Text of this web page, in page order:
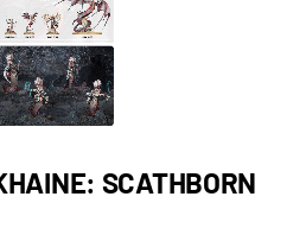
SCATHBORN